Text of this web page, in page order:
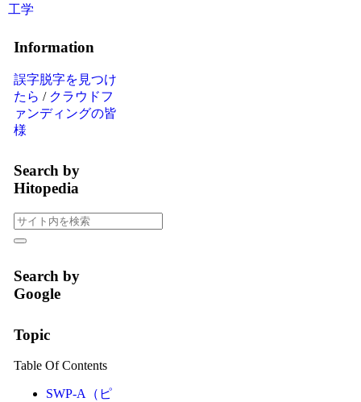
工学
Information
誤字脱字を見つけ
たら / クラウドフ
ァンディングの皆
様
Search by
Hitopedia
Search by
Google
Topic
Table Of Contents
SWP-A（ピ